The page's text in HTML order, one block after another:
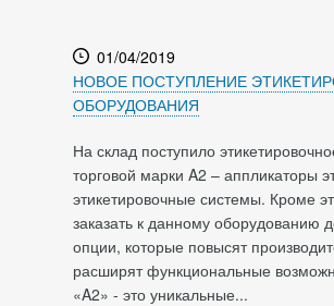
01/04/2019
НОВОЕ ПОСТУПЛЕНИЕ
ОБОРУДОВАНИЯ
На склад поступило
торговой марки A2 – аппликаторы
этикетировочные системы. Кроме
заказать к данному оборудованию
опции, которые повысят
расширят функциональные
«A2» - это уникальные...